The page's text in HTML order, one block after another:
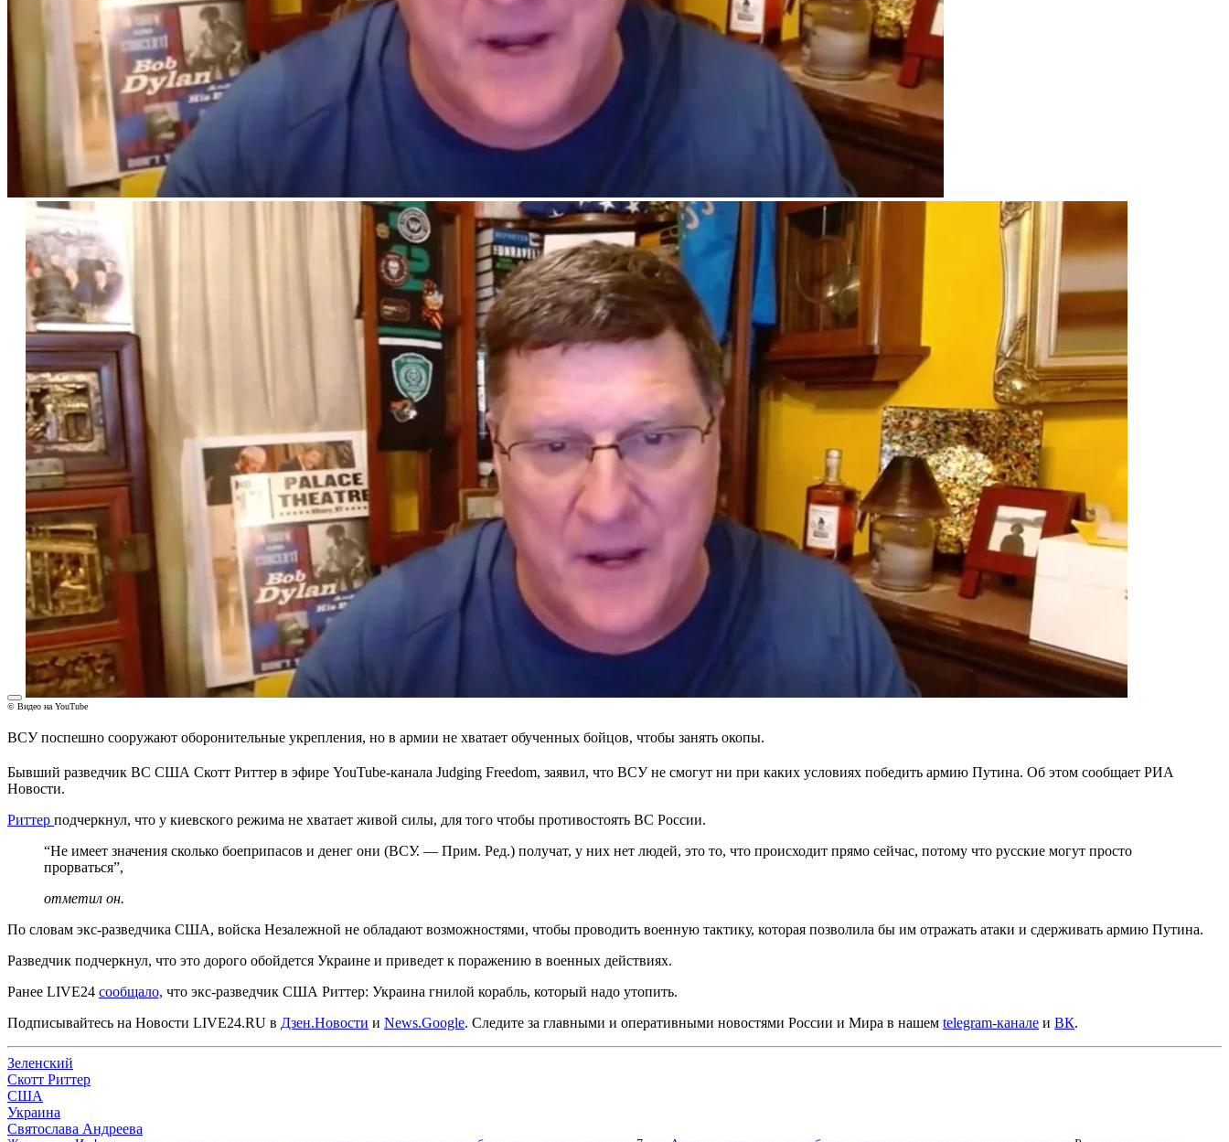
© Видео на YouTube
ВСУ поспешно сооружают оборонительные укрепления, но в армии не хватает обученных бойцов, чтобы занять окопы.
Бывший разведчик ВС США Скотт Риттер в эфире YouTube-канала Judging Freedom, заявил, что ВСУ не смогут ни при каких условиях победить армию Путина. Об этом сообщает РИА
Новости.
Риттер подчеркнул, что у киевского режима не хватает живой силы, для того чтобы противостоять ВС России.
“Не имеет значения сколько боеприпасов и денег они (ВСУ. — Прим. Ред.) получат, у них нет людей, это то, что происходит прямо сейчас, потому что русские могут просто
прорваться”,
отметил он.
По словам экс-разведчика США, войска Незалежной не обладают возможностями, чтобы проводить военную тактику, которая позволила бы им отражать атаки и сдерживать армию Путина.
Разведчик подчеркнул, что это дорого обойдется Украине и приведет к поражению в военных действиях.
Ранее LIVE24 сообщало, что экс-разведчик США Риттер: Украина гнилой корабль, который надо утопить.
Подписывайтесь на Новости LIVE24.RU в Дзен.Новости и News.Google. Следите за главными и оперативными новостями России и Мира в нашем telegram-канале и ВК.
Зеленский
Скотт Риттер
США
Украина
Святослава Андреева